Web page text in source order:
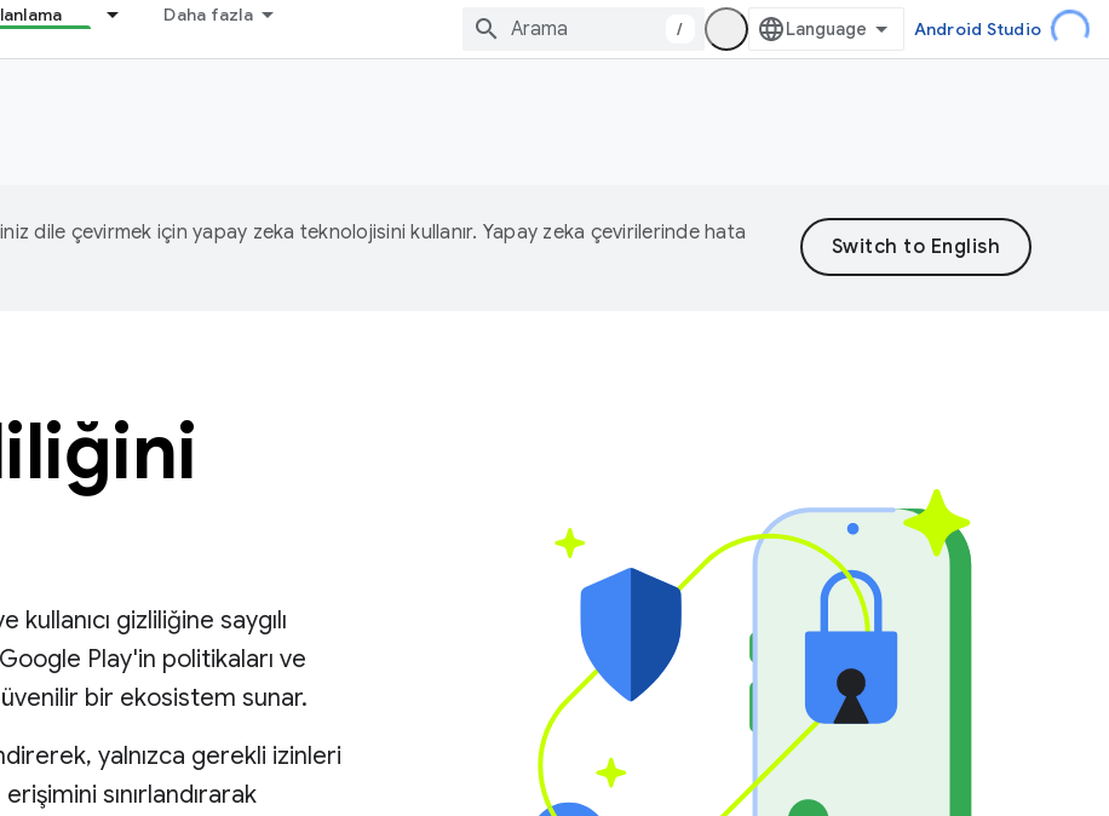
Daha fazla
/ Android Studio
dile çevirmek için yapay zeka teknolojisini kullanır. Yapay zeka çevirilerinde hata
gizliliğine saygılı
Play'in politikaları ve
bir ekosistem sunar.
yalnızca gerekli izinleri
sınırlandırarak